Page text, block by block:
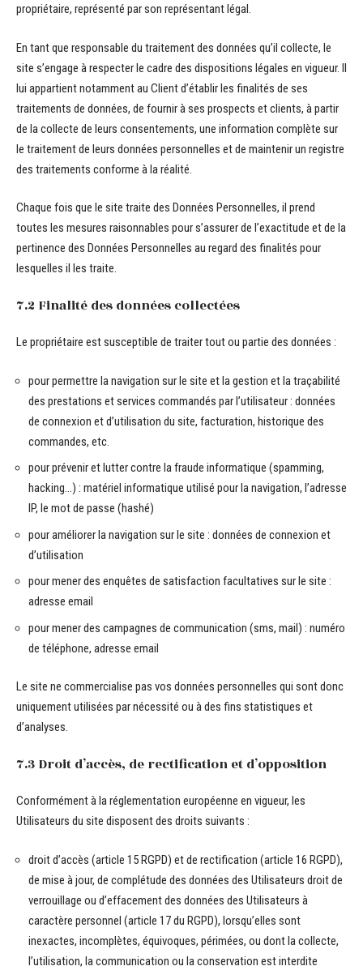
propriétaire, représenté par son représentant légal.
En tant que responsable du traitement des données qu’il collecte, le
site s’engage à respecter le cadre des dispositions légales en vigueur. Il
lui appartient notamment au Client d’établir les finalités de ses
traitements de données, de fournir à ses prospects et clients, à partir
de la collecte de leurs consentements, une information complète sur
le traitement de leurs données personnelles et de maintenir un registre
des traitements conforme à la réalité.
Chaque fois que le site traite des Données Personnelles, il prend
toutes les mesures raisonnables pour s’assurer de l’exactitude et de la
pertinence des Données Personnelles au regard des finalités pour
lesquelles il les traite.
7.2 Finalité des données collectées
Le propriétaire est susceptible de traiter tout ou partie des données :
pour permettre la navigation sur le site et la gestion et la traçabilité
des prestations et services commandés par l’utilisateur : données
de connexion et d’utilisation du site, facturation, historique des
commandes, etc.
pour prévenir et lutter contre la fraude informatique (spamming,
hacking…) : matériel informatique utilisé pour la navigation, l’adresse
IP, le mot de passe (hashé)
pour améliorer la navigation sur le site : données de connexion et
d’utilisation
pour mener des enquêtes de satisfaction facultatives sur le site :
adresse email
pour mener des campagnes de communication (sms, mail) : numéro
de téléphone, adresse email
Le site ne commercialise pas vos données personnelles qui sont donc
uniquement utilisées par nécessité ou à des fins statistiques et
d’analyses.
7.3 Droit d’accès, de rectification et d’opposition
Conformément à la réglementation européenne en vigueur, les
Utilisateurs du site disposent des droits suivants :
droit d’accès (article 15 RGPD) et de rectification (article 16 RGPD),
de mise à jour, de complétude des données des Utilisateurs droit de
verrouillage ou d’effacement des données des Utilisateurs à
caractère personnel (article 17 du RGPD), lorsqu’elles sont
inexactes, incomplètes, équivoques, périmées, ou dont la collecte,
l’utilisation, la communication ou la conservation est interdite